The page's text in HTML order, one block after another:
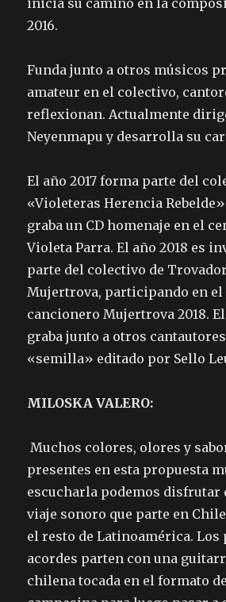
inicia su camino en la
2016.
Funda junto a otros músicos
amateur en el colectivo,
reflexionan. Actualmente
Neyenmapu y desarrolla su
El año 2017 forma parte del
«Violeteras Herencia
graba un CD homenaje en el
Violeta Parra. El año 2018 es
parte del colectivo de
Mujertrova, participando en el
cancionero Mujertrova 2018.
graba junto a otros
«semilla» editado por Sello
MILOSKA VALERO:
Muchos colores, olores y
presentes en esta propuesta
escucharla podemos disfrutar
viaje sonoro que parte en
el resto de Latinoamérica.
acordes parten con una
chilena tocada en el formato